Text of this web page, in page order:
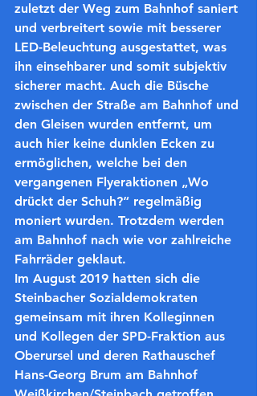
zuletzt der Weg zum Bahnhof saniert
und verbreitert sowie mit besserer
LED-Beleuchtung ausgestattet, was
ihn einsehbarer und somit subjektiv
sicherer macht. Auch die Büsche
zwischen der Straße am Bahnhof und
den Gleisen wurden entfernt, um
auch hier keine dunklen Ecken zu
ermöglichen, welche bei den
vergangenen Flyeraktionen „Wo
drückt der Schuh?“ regelmäßig
moniert wurden. Trotzdem werden
am Bahnhof nach wie vor zahlreiche
Fahrräder geklaut.
Im August 2019 hatten sich die
Steinbacher Sozialdemokraten
gemeinsam mit ihren Kolleginnen
und Kollegen der SPD-Fraktion aus
Oberursel und deren Rathauschef
Hans-Georg Brum am Bahnhof